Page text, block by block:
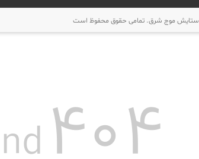
ستایش موج شرق. تمامی حقوق محفوظ است
404